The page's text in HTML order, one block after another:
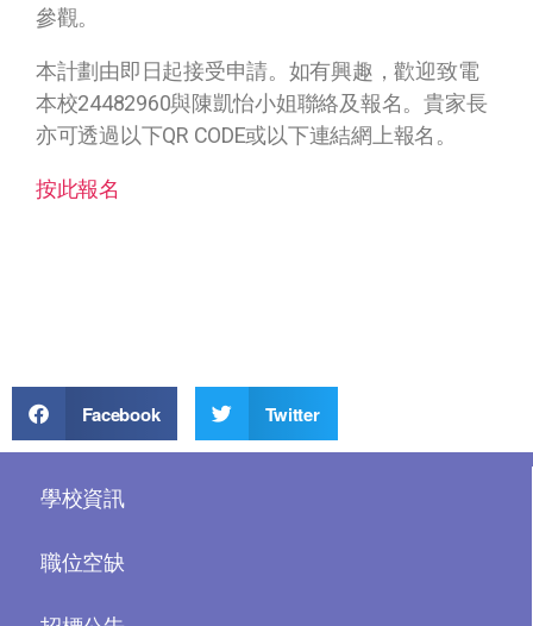
參觀。
本計劃由即日起接受申請。如有興趣，歡迎致電
本校24482960與陳凱怡小姐聯絡及報名。貴家長
亦可透過以下QR CODE或以下連結網上報名。
按此報名
Facebook Twitter
學校資訊
職位空缺